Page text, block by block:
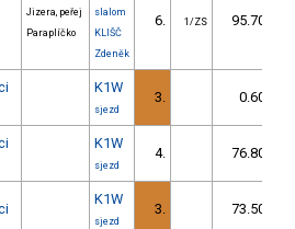
Jizera, peřej
Paraplíčko
slalom
KLIŠČ
Zdeněk
6. 1/ZS 95.70
K1W
sjezd
3. 0.60
K1W
sjezd
4. 76.80
K1W
sjezd
3. 73.50